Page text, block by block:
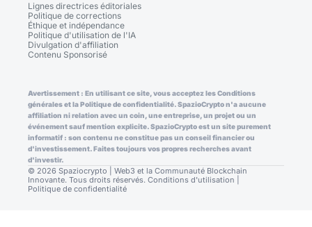
Lignes directrices éditoriales
Politique de corrections
Éthique et indépendance
Politique d'utilisation de l'IA
Divulgation d'affiliation
Contenu Sponsorisé
Avertissement : En utilisant ce site, vous acceptez les Conditions
générales et la Politique de confidentialité. SpazioCrypto n'a aucune
affiliation ni relation avec un coin, une entreprise, un projet ou un
événement sauf mention explicite. SpazioCrypto est un site purement
informatif : son contenu ne constitue pas un conseil financier ou
d'investissement. Faites toujours vos propres recherches avant
d'investir.
© 2026 Spaziocrypto | Web3 et la Communauté Blockchain
Innovante. Tous droits réservés. Conditions d'utilisation
Politique de confidentialité